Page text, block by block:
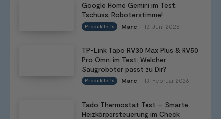
Google Home Gemini im Test:
Tschüss, Roboterstimme!
Produkttests Marc 12. Juni 2026
TP-Link Tapo RV30 Max Plus & RV50
Pro Omni im Test: Welcher
Saugroboter passt zu Dir?
Produkttests Marc 13. Februar 2026
Tado Thermostat Test – Smarte
Heizkörpersteuerung im Check